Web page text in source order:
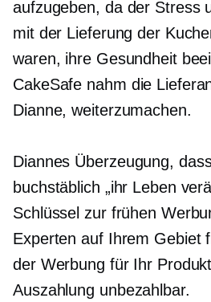
aufzugeben, da der Stress
mit der Lieferung der
waren, ihre Gesundheit
CakeSafe nahm die
Dianne, weiterzumachen.
Diannes Überzeugung,
buchstäblich „ihr Leben
Schlüssel zur frühen
Experten auf Ihrem Gebiet
der Werbung für Ihr
Auszahlung unbezahlbar.